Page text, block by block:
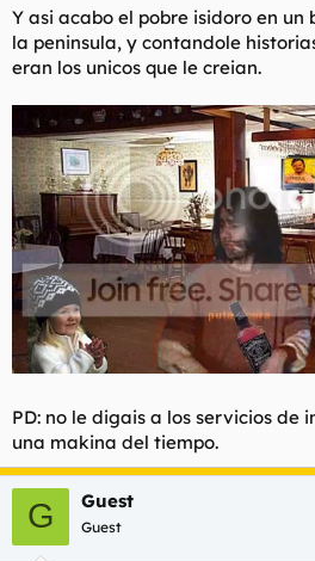
Y asi acabo el pobre isidoro en
la peninsula, y contandole
eran los unicos que le creian.
PD: no le digais a los servicios de
una makina del tiempo.
G Guest
Guest